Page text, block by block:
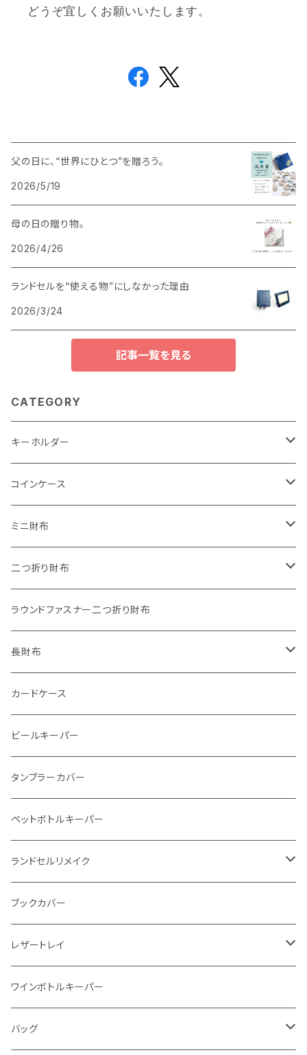
どうぞ宜しくお願いいたします。
父の日に、“世界にひとつ”を贈ろう。
2026/5/19
母の日の贈り物。
2026/4/26
ランドセルを“使える物”にしなかった理由
2026/3/24
記事一覧を見る
CATEGORY
キーホルダー
"子供の絵"キーホルダー
"餞別"キーホルダー
"うちの子"ペットキーホルダー
コインケース
ワンタッチコインケース ブライドルレザー
ワンタッチコインケース ブッテーロ
ワンタッチコインケース 国産革
ファスナーコインケース
ミニ財布
"Jack"マイクロウォレット(三つ折り式)
"Ripper"マイクロウォレット(三つ折り式)
二つ折り財布
"Basic"アートウォレット
番外編Basicアートウォレット (インポート革版)
スキニーウォレット
ストーンウォレット
メタルウォレット
インビジブルウォレット
イントレチャート 編み込みアートウォレット
"Crammy"L字フラップウォレット
"メッセージ"カリグラフィーウォレット
ラウンドファスナー二つ折り財布
長財布
折り財布
L字ファスナー
柔らか革財布
イントレチャート
ラウンドファスナー
カードケース
ビールキーパー
タンブラーカバー
ペットボトルキーパー
ランドセルリメイク
写真立て
ブックカバー
レザートレイ
番外編"Wave"
通常盤
ワインボトルキーパー
バッグ